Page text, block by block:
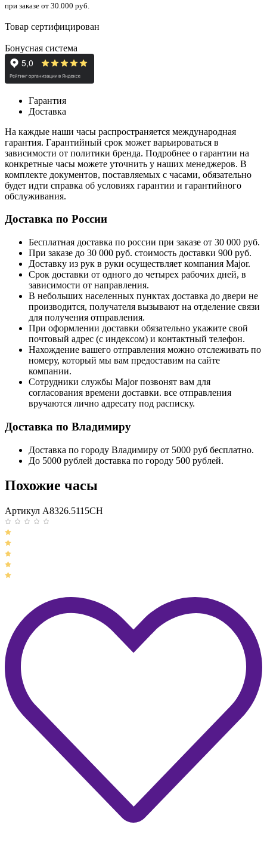
при заказе от 30.000 руб.
Товар сертифицирован
Бонусная система
Гарантия
Доставка
На каждые наши часы распространяется международная
гарантия. Гарантийный срок может варьироваться в
зависимости от политики бренда. Подробнее о гарантии на
конкретные часы можете уточнить у наших менеджеров. В
комплекте документов, поставляемых с часами, обязательно
будет идти справка об условиях гарантии и гарантийного
обслуживания.
Доставка по России
Бесплатная доставка по россии при заказе от 30 000 руб.
При заказе до 30 000 руб. стоимость доставки 900 руб.
Доставку из рук в руки осуществляет компания Major.
Срок доставки от одного до четырех рабочих дней, в
зависимости от направления.
В небольших населенных пунктах доставка до двери не
производится, получателя вызывают на отделение связи
для получения отправления.
При оформлении доставки обязательно укажите свой
почтовый адрес (с индексом) и контактный телефон.
Нахождение вашего отправления можно отслеживать по
номеру, который мы вам предоставим на сайте
компании.
Сотрудники службы Major позвонят вам для
согласования времени доставки. все отправления
вручаются лично адресату под расписку.
Доставка по Владимиру
Доставка по городу Владимиру от 5000 руб бесплатно.
До 5000 рублей доставка по городу 500 рублей.
Похожие часы
Артикул A8326.5115CH